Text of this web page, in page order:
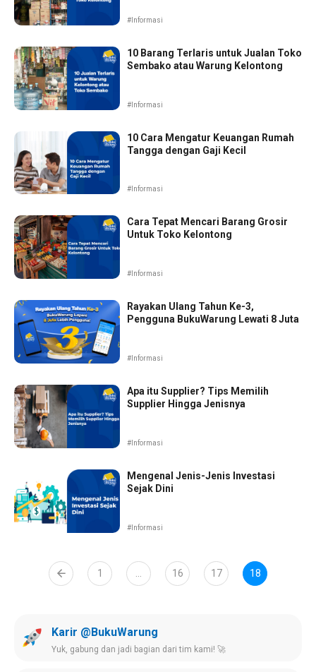
#Informasi
10 Barang Terlaris untuk Jualan Toko
Sembako atau Warung Kelontong
#Informasi
10 Cara Mengatur Keuangan Rumah
Tangga dengan Gaji Kecil
#Informasi
Cara Tepat Mencari Barang Grosir
Untuk Toko Kelontong
#Informasi
Rayakan Ulang Tahun Ke-3,
Pengguna BukuWarung Lewati 8 Juta
#Informasi
Apa itu Supplier? Tips Memilih
Supplier Hingga Jenisnya
#Informasi
Mengenal Jenis-Jenis Investasi
Sejak Dini
#Informasi
1 … 16 17 18
Karir @BukuWarung
Yuk, gabung dan jadi bagian dari tim kami! 🚀